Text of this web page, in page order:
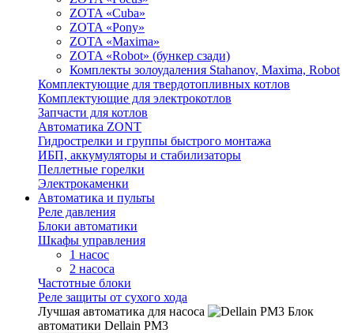
ZOTA «Cuba»
ZOTA «Pony»
ZOTA «Maxima»
ZOTA «Robot» (бункер сзади)
Комплекты золоудаления Stahanov, Maxima, Robot
Комплектующие для твердотопливных котлов
Комплектующие для электрокотлов
Запчасти для котлов
Автоматика ZONT
Гидрострелки и группы быстрого монтажа
ИБП, аккумуляторы и стабилизаторы
Пеллетные горелки
Электрокаменки
Автоматика и пульты
Реле давления
Блоки автоматики
Шкафы управления
1 насос
2 насоса
Частотные блоки
Реле защиты от сухого хода
Лучшая автоматика для насоса
Блок
автоматики Dellain PM3